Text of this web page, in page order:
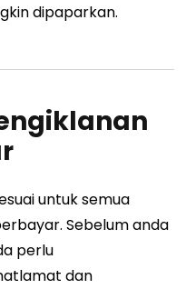
dipaparkan.
untuk semua
Sebelum anda
perlu
dan